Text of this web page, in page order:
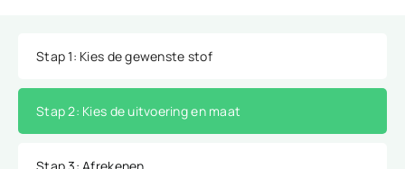
Stap 1: Kies de gewenste stof
Stap 2: Kies de uitvoering en maat